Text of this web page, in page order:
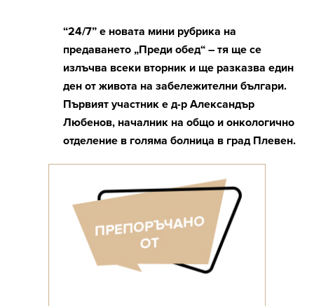
“24/7” e новата мини рубрика на
предаването „Преди обед“ – тя ще се
излъчва всеки вторник и ще разказва един
ден от живота на забележителни българи.
Първият участник е д-р Александър
Любенов, началник на общо и онкологично
отделение в голяма болница в град Плевен.